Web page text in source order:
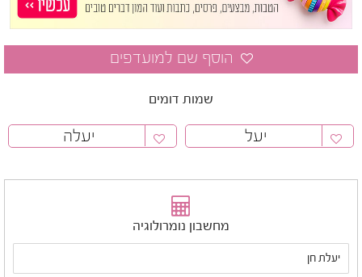
שמות דומים
יעל יעלה
מחשבון נומרולוגיה